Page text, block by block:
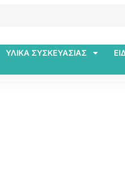
ΥΛΙΚΑ ΣΥΣΚΕΥΑΣΙΑΣ